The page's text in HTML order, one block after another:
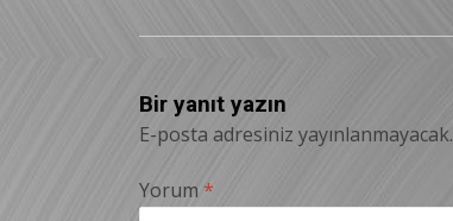
Bir yanıt yazın
E-posta adresiniz yayınlanmayacak.
Yorum *